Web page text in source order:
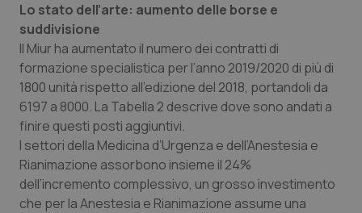
Valle D’Aosta
Veneto
Oncodermatologia
Oncoematologia
Oncologia & Nutrizione
Psoriasi & pelle
Quotidiano Cardiologia
Lo stato dell’arte: aumento delle borse e
suddivisione
Il Miur ha aumentato il numero dei contratti di
formazione specialistica per l’anno 2019/2020 di più di
1800 unità rispetto all’edizione del 2018, portandoli da
6197 a 8000. La Tabella 2 descrive dove sono andati a
finire questi posti aggiuntivi.
I settori della Medicina d’Urgenza e dell’Anestesia e
Rianimazione assorbono insieme il 24%
dell’incremento complessivo, un grosso investimento
che per la Anestesia e Rianimazione assume una